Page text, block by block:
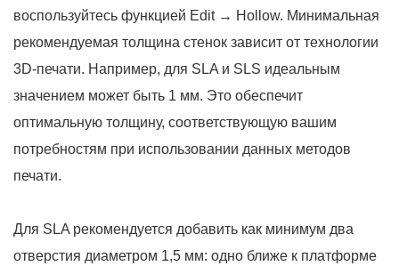
воспользуйтесь функцией Edit → Hollow. Минимальная
рекомендуемая толщина стенок зависит от технологии
3D-печати. Например, для SLA и SLS идеальным
значением может быть 1 мм. Это обеспечит
оптимальную толщину, соответствующую вашим
потребностям при использовании данных методов
печати.
Для SLA рекомендуется добавить как минимум два
отверстия диаметром 1,5 мм: одно ближе к платформе